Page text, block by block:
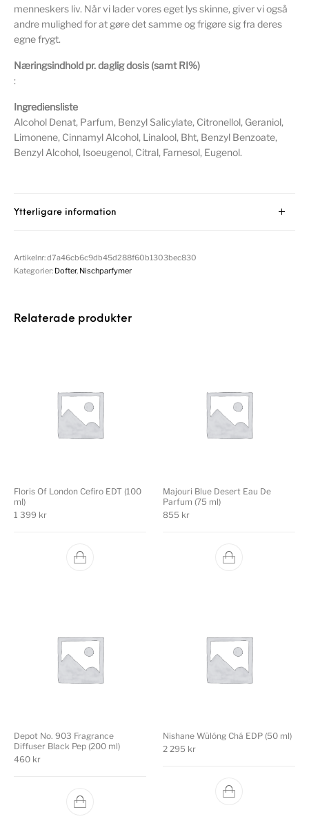
menneskers liv. Når vi lader vores eget lys skinne, giver vi også
andre mulighed for at gøre det samme og frigøre sig fra deres
egne frygt.
Næringsindhold pr. daglig dosis (samt RI%)
:
Ingrediensliste
Alcohol Denat, Parfum, Benzyl Salicylate, Citronellol, Geraniol,
Limonene, Cinnamyl Alcohol, Linalool, Bht, Benzyl Benzoate,
Benzyl Alcohol, Isoeugenol, Citral, Farnesol, Eugenol.
Ytterligare information
Artikelnr:d7a46cb6c9db45d288f60b1303bec830
Kategorier: Dofter, Nischparfymer
Relaterade produkter
Floris Of London Cefiro EDT (100
ml)
1 399 kr
Majouri Blue Desert Eau De
Parfum (75 ml)
855 kr
Depot No. 903 Fragrance
Diffuser Black Pep (200 ml)
460 kr
Nishane Wūlóng Chá EDP (50 ml)
2 295 kr